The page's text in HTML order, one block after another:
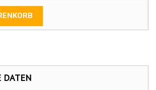
DATEN